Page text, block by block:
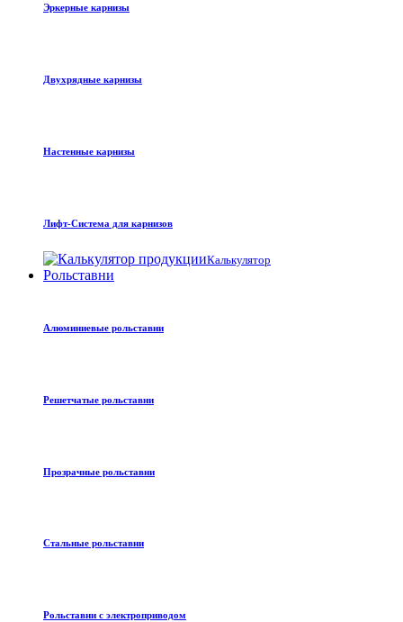
Эркерные карнизы
Двухрядные карнизы
Настенные карнизы
Лифт-Система для карнизов
Калькулятор
Рольставни
Алюминиевые рольставни
Решетчатые рольставни
Прозрачные рольставни
Стальные рольставни
Рольставни с электроприводом